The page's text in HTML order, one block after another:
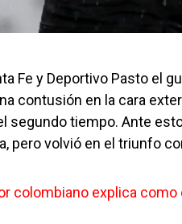
Fe y Deportivo Pasto el
contusión en la cara
segundo tiempo. Ante
pero volvió en el triunfo
colombiano explica como